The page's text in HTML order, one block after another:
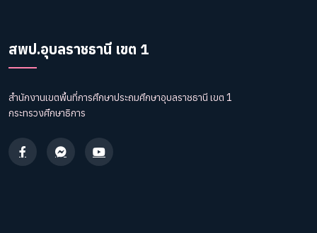
สพป.อุบลราชธานี เขต 1
สำนักงานเขตพื้นที่การศึกษาประถมศึกษาอุบลราชธานี เขต 1
กระทรวงศึกษาธิการ